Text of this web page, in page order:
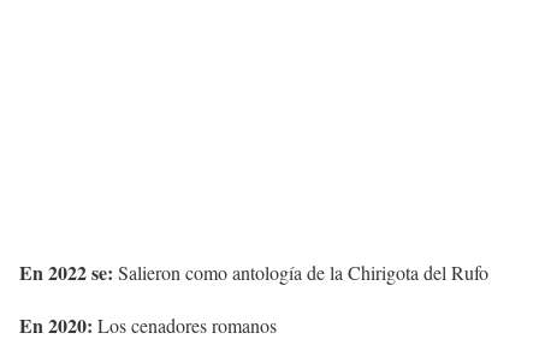
En 2022 se: Salieron como antología de la Chirigota del Rufo
En 2020: Los cenadores romanos